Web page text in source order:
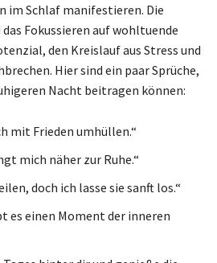
im Schlaf manifestieren. Die
Fokussieren auf wohltuende
den Kreislauf aus Stress und
Hier sind ein paar Sprüche,
Nacht beitragen können:
mit Frieden umhüllen.“
mich näher zur Ruhe.“
doch ich lasse sie sanft los.“
es einen Moment der inneren